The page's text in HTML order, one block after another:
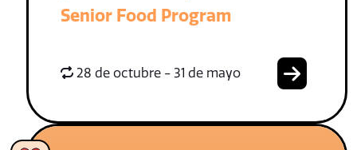
Senior Food Program
28 de octubre - 31 de mayo